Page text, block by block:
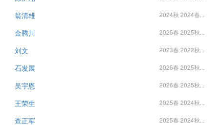
翁清雄 2024秋 2024春...
金腾川 2026春 2025秋...
刘文 2023春 2022秋...
石发展 2026春 2025秋...
吴宇恩 2026春 2025秋...
王荣生 2025春 2024秋...
查正军 2025春 2024秋...